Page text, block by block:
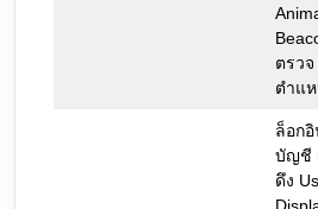
ตรวจ
ตำแ
ล็อก
บัญชี
ดึง